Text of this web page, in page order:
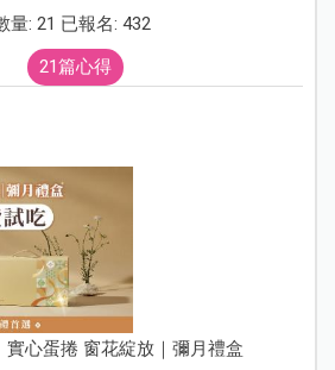
量: 21 已報名: 432
21篇心得
實心蛋捲 窗花綻放｜彌月禮盒